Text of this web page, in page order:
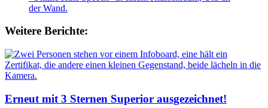
Weitere Berichte:
Erneut mit 3 Sternen Superior ausgezeichnet!